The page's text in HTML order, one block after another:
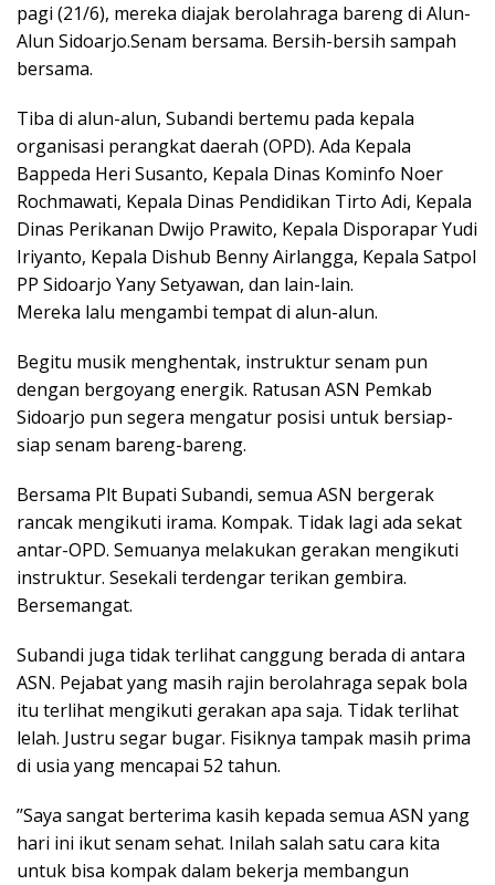
pagi (21/6), mereka diajak berolahraga bareng di Alun-
Alun Sidoarjo.Senam bersama. Bersih-bersih sampah
bersama.
Tiba di alun-alun, Subandi bertemu pada kepala
organisasi perangkat daerah (OPD). Ada Kepala
Bappeda Heri Susanto, Kepala Dinas Kominfo Noer
Rochmawati, Kepala Dinas Pendidikan Tirto Adi, Kepala
Dinas Perikanan Dwijo Prawito, Kepala Disporapar Yudi
Iriyanto, Kepala Dishub Benny Airlangga, Kepala Satpol
PP Sidoarjo Yany Setyawan, dan lain-lain.
Mereka lalu mengambi tempat di alun-alun.
Begitu musik menghentak, instruktur senam pun
dengan bergoyang energik. Ratusan ASN Pemkab
Sidoarjo pun segera mengatur posisi untuk bersiap-
siap senam bareng-bareng.
Bersama Plt Bupati Subandi, semua ASN bergerak
rancak mengikuti irama. Kompak. Tidak lagi ada sekat
antar-OPD. Semuanya melakukan gerakan mengikuti
instruktur. Sesekali terdengar terikan gembira.
Bersemangat.
Subandi juga tidak terlihat canggung berada di antara
ASN. Pejabat yang masih rajin berolahraga sepak bola
itu terlihat mengikuti gerakan apa saja. Tidak terlihat
lelah. Justru segar bugar. Fisiknya tampak masih prima
di usia yang mencapai 52 tahun.
’’Saya sangat berterima kasih kepada semua ASN yang
hari ini ikut senam sehat. Inilah salah satu cara kita
untuk bisa kompak dalam bekerja membangun